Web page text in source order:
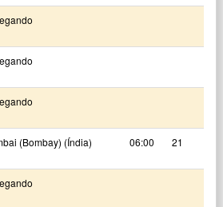
(Bombay) (Índia) 06:00 21